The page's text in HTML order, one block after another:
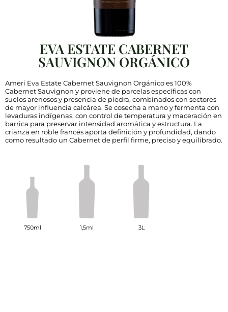
EVA ESTATE CABERNET
SAUVIGNON ORGÁNICO
Ameri Eva Estate Cabernet Sauvignon Orgánico es 100%
Cabernet Sauvignon y proviene de parcelas específicas con
suelos arenosos y presencia de piedra, combinados con sectores
de mayor influencia calcárea. Se cosecha a mano y fermenta con
levaduras indígenas, con control de temperatura y maceración en
barrica para preservar intensidad aromática y estructura. La
crianza en roble francés aporta definición y profundidad, dando
como resultado un Cabernet de perfil firme, preciso y equilibrado.
750ml 1,5ml 3L